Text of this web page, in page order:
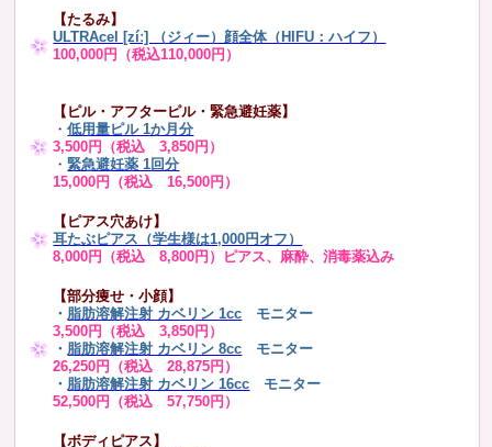
【たるみ】
ULTRAcel [zíː] （ジィー）顔全体（HIFU：ハイフ）
100,000円（税込110,000円）
【ピル・アフターピル・緊急避妊薬】
・低用量ピル 1か月分
3,500円（税込 3,850円）
・緊急避妊薬 1回分
15,000円（税込 16,500円）
【ピアス穴あけ】
耳たぶピアス（学生様は1,000円オフ）
8,000円（税込 8,800円）ピアス、麻酔、消毒薬込み
【部分痩せ・小顔】
・ 脂肪溶解注射 カベリン 1cc モニター
3,500円（税込 3,850円）
・ 脂肪溶解注射 カベリン 8cc モニター
26,250円（税込 28,875円）
・ 脂肪溶解注射 カベリン 16cc
モニター
52,500円（税込 57,750円）
【ボディピアス】